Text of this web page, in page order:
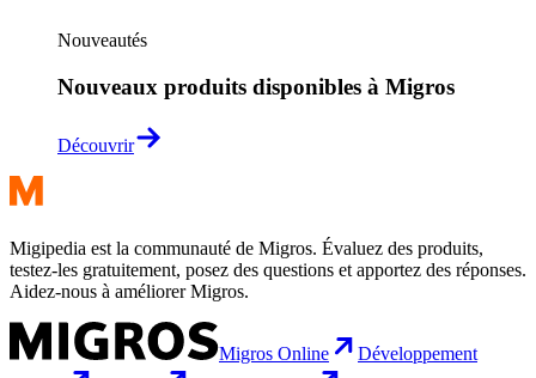
Nouveautés
Nouveaux produits disponibles à Migros
Découvrir
Migipedia est la communauté de Migros. Évaluez des produits,
testez-les gratuitement, posez des questions et apportez des réponses.
Aidez-nous à améliorer Migros.
Migros Online
Développement